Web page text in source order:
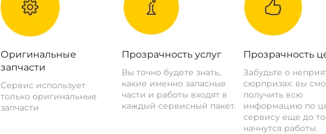
Оригинальные
запчасти
Сервис использует
только оригинальные
запчасти
Прозрачность услуг
Вы точно будете знать,
какие именно запасные
части и работы входят в
каждый сервисный пакет.
Прозрачность
Забудьте о
сюрпризах: вы
получить всю
информацию по
сервису еще до
начнутся работы.